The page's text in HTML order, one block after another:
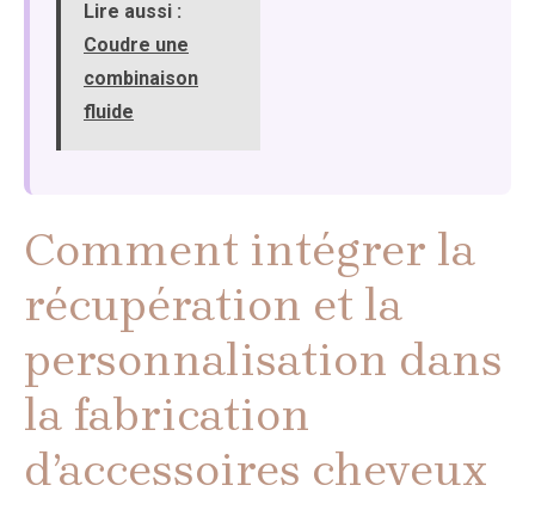
Lire aussi :
Coudre une
combinaison
fluide
Comment intégrer la
récupération et la
personnalisation dans
la fabrication
d’accessoires cheveux